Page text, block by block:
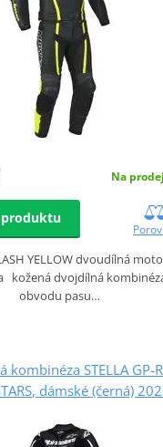
Na
YELLOW dvoudílná moto
kožená dvojdílná
obvodu pasu…
kombinéza STELLA GP-
dámské (černá)